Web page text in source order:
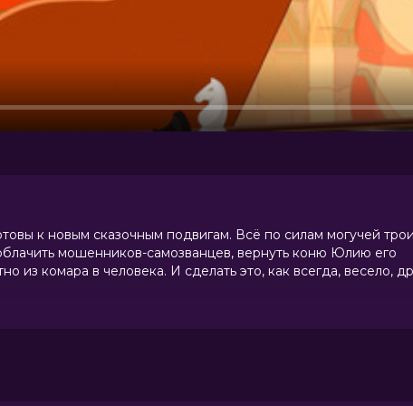
к новым сказочным подвигам. Всё по силам могучей
мошенников-самозванцев, вернуть коню Юлию его
из комара в человека. И сделать это, как всегда, весело,